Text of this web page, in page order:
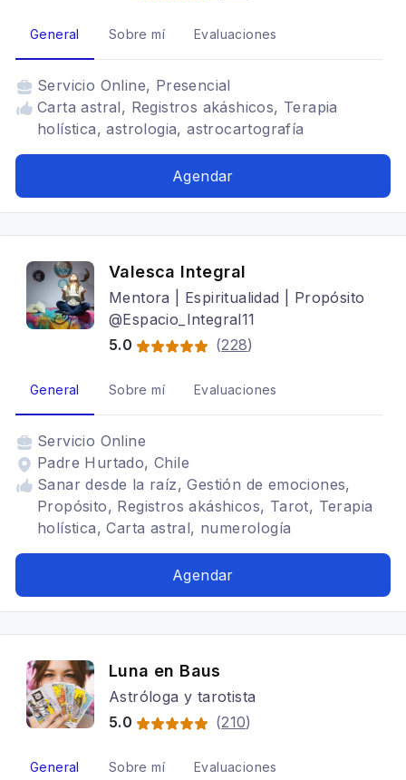
General Sobre mí Evaluaciones
Servicio Online, Presencial
Carta astral, Registros akáshicos, Terapia
holística, astrologia, astrocartografía
Agendar
Valesca Integral
Mentora | Espiritualidad | Propósito
@Espacio_Integral11
5.0
(228)
General Sobre mí Evaluaciones
Servicio Online
Padre Hurtado, Chile
Sanar desde la raíz, Gestión de emociones,
Propósito, Registros akáshicos, Tarot, Terapia
holística, Carta astral, numerología
Agendar
Luna en Baus
Astróloga y tarotista
5.0
(210)
General Sobre mí Evaluaciones